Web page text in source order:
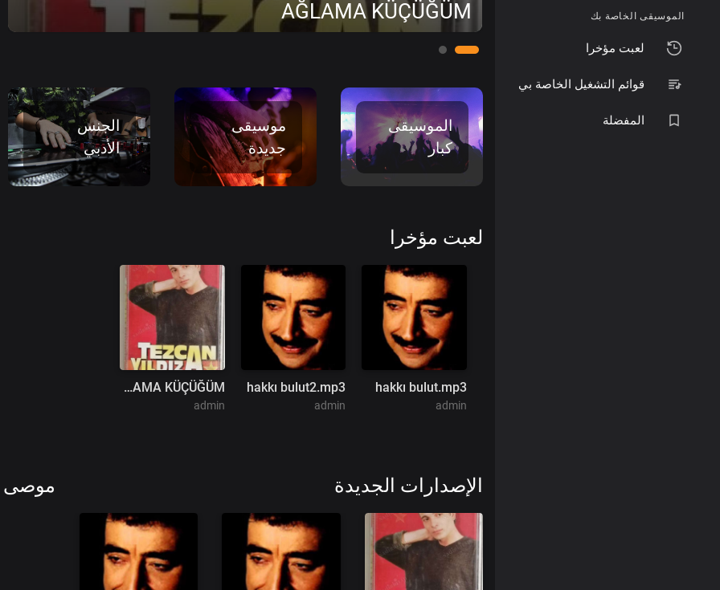
الموسيقى الخاصة بك
لعبت مؤخرا
قوائم التشغيل الخاصة بي
المفضلة
AĞLAMA KÜÇÜĞÜM
الموسيقى
كبار
موسيقى
جديدة
الجنس
الأدبي
لعبت مؤخرا
AĞLAMA KÜÇÜĞÜM
admin
hakkı bulut2.mp3
admin
hakkı bulut.mp3
admin
الإصدارات الجديدة موصى